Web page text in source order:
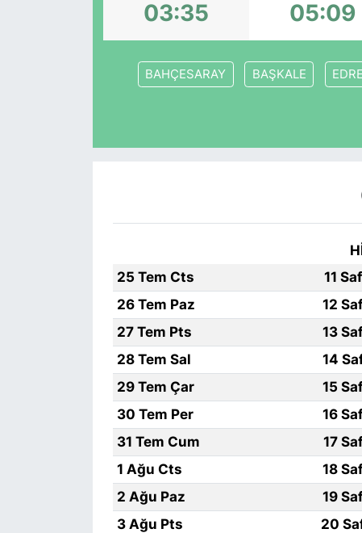
03:35 05:09
BAHÇESARAY BAŞKALE
25 Tem Cts
11
26 Tem Paz
12
27 Tem Pts
13
28 Tem Sal
14
29 Tem Çar
15
30 Tem Per
16
31 Tem Cum
17
1 Ağu Cts
18
2 Ağu Paz
19
3 Ağu Pts
20
KONGRE HABERLERİ
KONGRE TAKVİMİ